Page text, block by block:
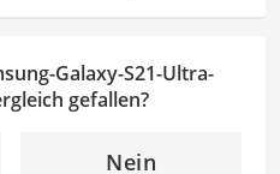
stilistische Korrektheit zu
die Qualität und den
bieten. Durch meine
Galaxy-S21-Ultra-
gefallen?
Nein